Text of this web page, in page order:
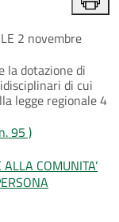
2 novembre
la dotazione di
di cui
legge regionale 4
95 )
COMUNITA’